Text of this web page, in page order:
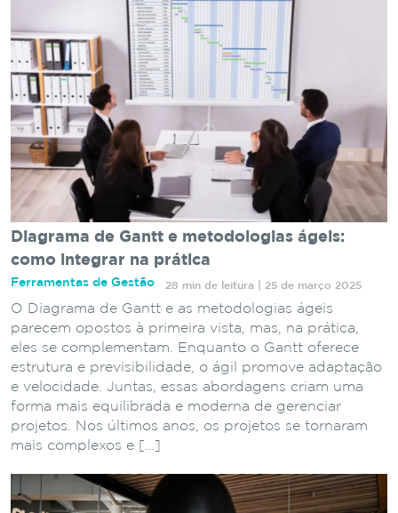
Diagrama de Gantt e metodologias ágeis:
como integrar na prática
Ferramentas de Gestão 28 min de leitura | 25 de março 2025
O Diagrama de Gantt e as metodologias ágeis
parecem opostos à primeira vista, mas, na prática,
eles se complementam. Enquanto o Gantt oferece
estrutura e previsibilidade, o ágil promove adaptação
e velocidade. Juntas, essas abordagens criam uma
forma mais equilibrada e moderna de gerenciar
projetos. Nos últimos anos, os projetos se tornaram
mais complexos e […]